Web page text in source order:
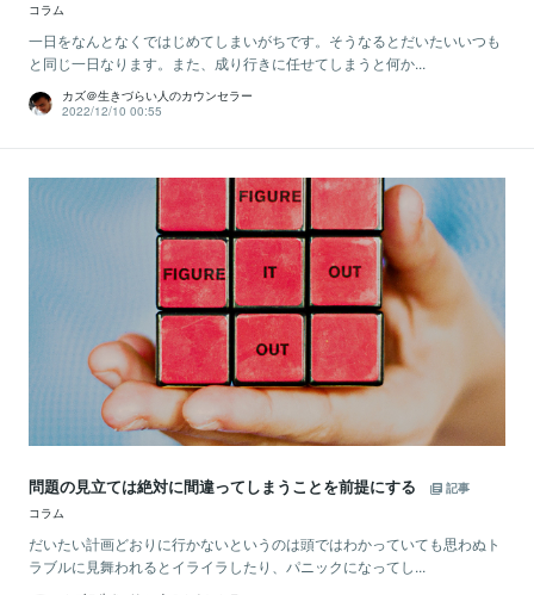
コラム
一日をなんとなくではじめてしまいがちです。そうなるとだいたいいつも
と同じ一日なります。また、成り行きに任せてしまうと何か...
カズ＠生きづらい人のカウンセラー
2022/12/10 00:55
問題の見立ては絶対に間違ってしまうことを前提にする
記事
コラム
だいたい計画どおりに行かないというのは頭ではわかっていても思わぬト
ラブルに見舞われるとイライラしたり、パニックになってし...